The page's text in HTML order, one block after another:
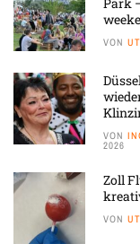
VON
VON
2026
Zoll
VON